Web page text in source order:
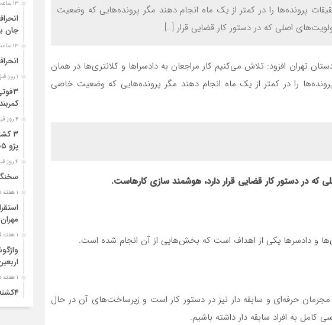
پرونده‌ها را در کمتر از یک ماه انجام دهند مگر پرونده‌هایی که وضعیت
اصلی که در دستور کار قضایی قرار […]
تهران افزود: تلاش می‌کنیم کار مراجعان به دادسراها و کلانتری‌ها در همان
را در کمتر از یک ماه انجام دهند مگر پرونده‌هایی که وضعیت خاصی
که در دستور کار قضایی قرار دارد، هوشمند سازی کارهاست.
و دادسرها یکی از اهداف است که بخش‌هایی از آن انجام شده است.
حرفه‌ای و سابقه دار نیز در دستور کار است و زیرساخت‌های آن در حال
به افراد سابقه دار داشته باشیم.
۱۳ ساعت قبل
جان
۱۳ ساعت قبل
۱ روز قبل
۴ روز قبل
۳
پژو ۴۰۵ در محور دشت‌عباس–دهلران
۴ روز قبل
۱ هفته قبل
۱ هفته قبل
۱ هفته قبل